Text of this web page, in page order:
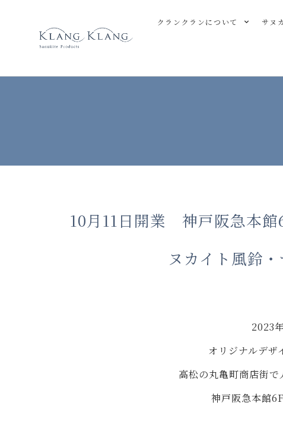
クランクランについて サヌ
10月11日開業 神戸阪急本館
ヌカイト風鈴
2023
オリジナルデザ
高松の丸亀町商店街
神戸阪急本館